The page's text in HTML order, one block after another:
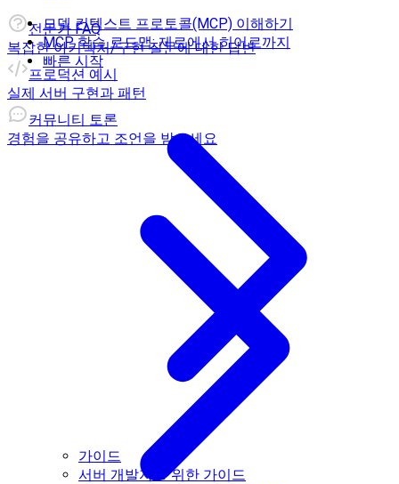
모델 컨텍스트 프로토콜(MCP) 이해하기
MCP 학습 로드맵: 제로에서 히어로까지
빠른 시작
가이드
서버 개발자를 위한 가이드
전문가 FAQ
복잡한 아키텍처/구현 질문에 대한 답변
프로덕션 예시
실제 서버 구현과 패턴
커뮤니티 토론
경험을 공유하고 조언을 받으세요